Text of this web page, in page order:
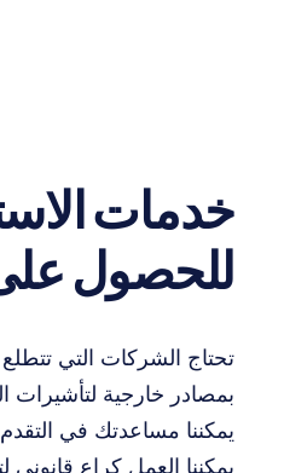
خدمات
للحصول
تحتاج الشركات التي
يمكننا مساعدتك في
يمكننا العمل كراعٍ قانوني